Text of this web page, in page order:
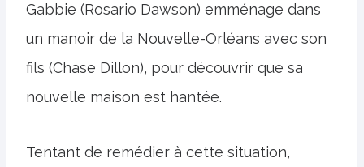
Gabbie (Rosario Dawson) emménage dans
un manoir de la Nouvelle-Orléans avec son
fils (Chase Dillon), pour découvrir que sa
nouvelle maison est hantée.
Tentant de remédier à cette situation,